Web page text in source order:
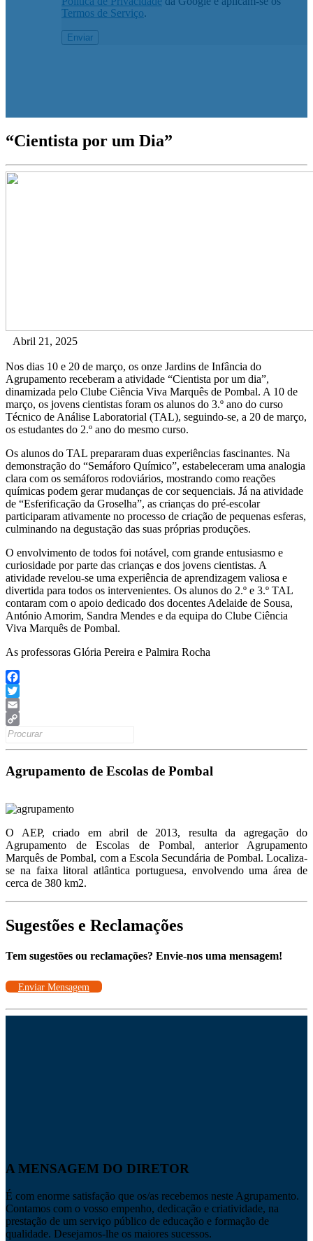
Termos de Serviço.
“Cientista por um Dia”
Abril 21, 2025
Nos dias 10 e 20 de março, os onze Jardins de Infância do
Agrupamento receberam a atividade “Cientista por um dia”,
dinamizada pelo Clube Ciência Viva Marquês de Pombal. A 10 de
março, os jovens cientistas foram os alunos do 3.º ano do curso
Técnico de Análise Laboratorial (TAL), seguindo-se, a 20 de março,
os estudantes do 2.º ano do mesmo curso.
Os alunos do TAL prepararam duas experiências fascinantes. Na
demonstração do “Semáforo Químico”, estabeleceram uma analogia
clara com os semáforos rodoviários, mostrando como reações
químicas podem gerar mudanças de cor sequenciais. Já na atividade
de “Esferificação da Groselha”, as crianças do pré-escolar
participaram ativamente no processo de criação de pequenas esferas,
culminando na degustação das suas próprias produções.
O envolvimento de todos foi notável, com grande entusiasmo e
curiosidade por parte das crianças e dos jovens cientistas. A
atividade revelou-se uma experiência de aprendizagem valiosa e
divertida para todos os intervenientes. Os alunos do 2.º e 3.º TAL
contaram com o apoio dedicado dos docentes Adelaide de Sousa,
António Amorim, Sandra Mendes e da equipa do Clube Ciência
Viva Marquês de Pombal.
As professoras Glória Pereira e Palmira Rocha
Facebook
Twitter
Email
Copy
Link
Search
Agrupamento de Escolas de Pombal
O AEP, criado em abril de 2013, resulta da agregação do
Agrupamento de Escolas de Pombal, anterior Agrupamento
Marquês de Pombal, com a Escola Secundária de Pombal. Localiza-
se na faixa litoral atlântica portuguesa, envolvendo uma área de
cerca de 380 km2.
Sugestões e Reclamações
Tem sugestões ou reclamações? Envie-nos uma mensagem!
Enviar Mensagem
A MENSAGEM DO DIRETOR
É com enorme satisfação que os/as recebemos neste Agrupamento.
Contamos com o vosso empenho, dedicação e criatividade, na
prestação de um serviço público de educação e formação de
qualidade. Desejamos-lhe os maiores sucessos.